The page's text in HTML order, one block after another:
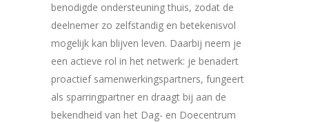
benodigde ondersteuning thuis, zodat de
deelnemer zo zelfstandig en betekenisvol
mogelijk kan blijven leven. Daarbij neem je
een actieve rol in het netwerk: je benadert
proactief samenwerkingspartners, fungeert
als sparringpartner en draagt bij aan de
bekendheid van het Dag- en Doecentrum